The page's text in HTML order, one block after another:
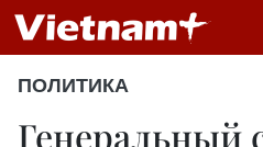
ПОЛИТИКА
Генеральный